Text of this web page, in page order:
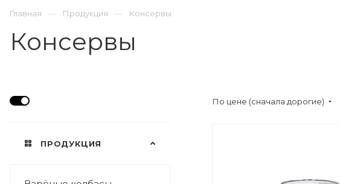
Главная Продукция Консервы
Консервы
ПРОДУКЦИЯ
По цене (сначала дорогие)
ВЕС